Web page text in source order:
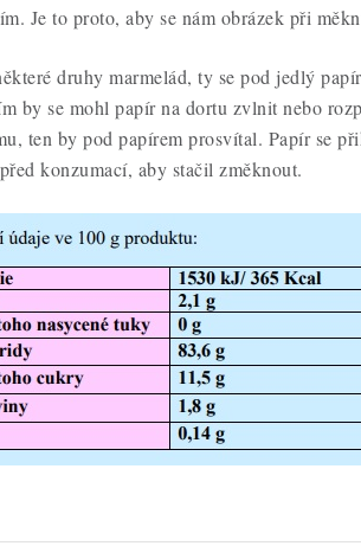
Je to proto, aby se nám obrázek při
druhy marmelád, ty se pod jedlý
by se mohl papír na dortu zvlnit nebo
ten by pod papírem prosvítal. Papír se
konzumací, aby stačil změknout.